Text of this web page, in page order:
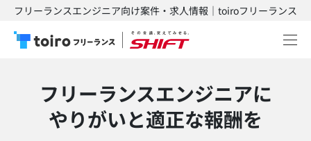
フリーランスエンジニア向け案件・求人情報｜toiroフリーランス
フリーランスエンジニアに
​やりがいと適正な報酬を